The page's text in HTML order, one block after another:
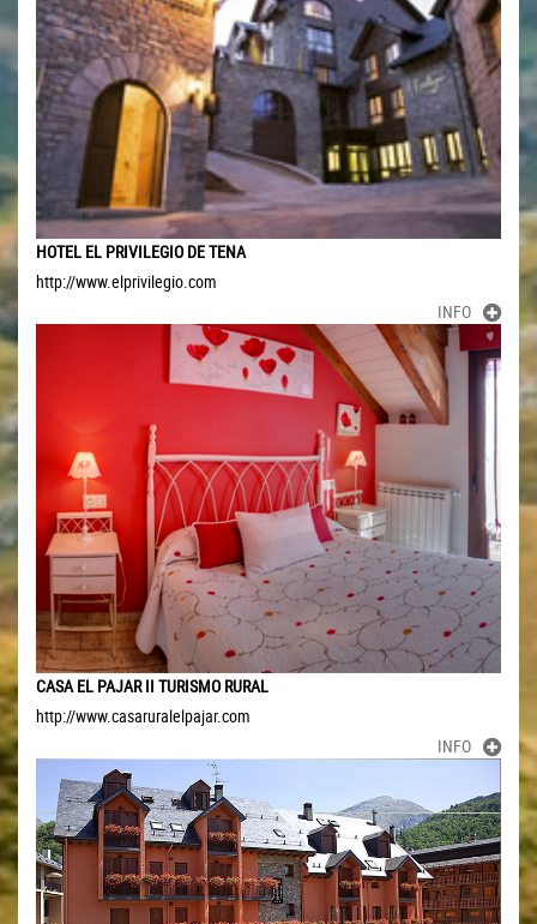
HOTEL EL PRIVILEGIO DE TENA
http://www.elprivilegio.com
INFO
CASA EL PAJAR II TURISMO RURAL
http://www.casaruralelpajar.com
INFO